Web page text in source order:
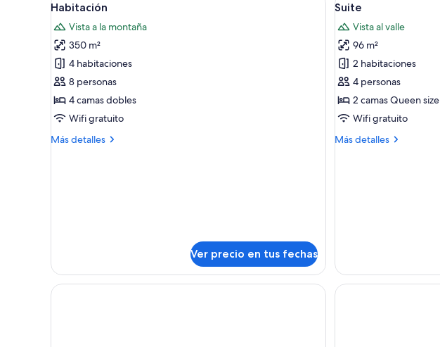
todas
las
fotos
de
Habitación
30
Habitación
Vista a la montaña
350 m²
4 habitaciones
8 personas
4 camas dobles
Wifi gratuito
Más detalles
Más
Ver precio en tus fechas
todas
las
fotos
de
Suite
13
Suite
Vista al valle
96 m²
2 habitaciones
4 personas
2 camas Queen size
Wifi gratuito
Más detalles
Más